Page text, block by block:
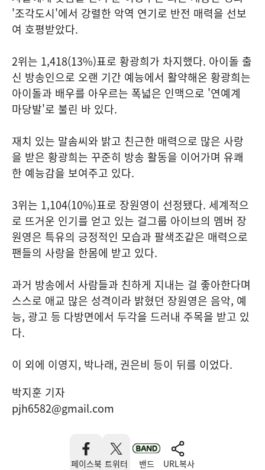
'조각도시'에서 강렬한 악역 연기로 반전 매력을 선보
여 호평받았다.
2위는 1,418(13%)표로 황광희가 차지했다. 아이돌 출
신 방송인으로 오랜 기간 예능에서 활약해온 황광희는
아이돌과 배우를 아우르는 폭넓은 인맥으로 '연예계
마당발'로 불린 바 있다.
재치 있는 말솜씨와 밝고 친근한 매력으로 많은 사랑
을 받은 황광희는 꾸준히 방송 활동을 이어가며 유쾌
한 예능감을 보여주고 있다.
3위는 1,104(10%)표로 장원영이 선정됐다. 세계적으
로 뜨거운 인기를 얻고 있는 걸그룹 아이브의 멤버 장
원영은 특유의 긍정적인 모습과 팔색조같은 매력으로
팬들의 사랑을 한몸에 받고 있다.
과거 방송에서 사람들과 친하게 지내는 걸 좋아한다며
스스로 애교 많은 성격이라 밝혔던 장원영은 음악, 예
능, 광고 등 다방면에서 두각을 드러내 주목을 받고 있
다.
이 외에 이영지, 박나래, 권은비 등이 뒤를 이었다.
박지훈 기자
pjh6582@gmail.com
페이스북 트위터 밴드 URL복사